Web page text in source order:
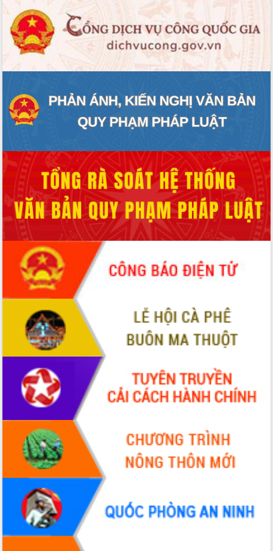
Hội thảo góp ý hồ sơ điều chỉnh quy
hoạch tỉnh Đắk Lắk thời kỳ 2021-2030,
tầm nhìn đến năm 2050
Nâng cao hiệu quả hoạt động của các
doanh nghiệp nhà nước
quan Đảng, Nhà nước
Lễ phát động chuỗi hoạt động chung
tay làm sạch môi trường
công tác cải cách hành chính mô hình
mới
UBND tỉnh họp báo định kỳ tháng 4
năm 2026
Hội thảo khoa học “Giải pháp thúc đẩy
phát triển nền kinh tế xanh tại tỉnh
Đắk Lắk”
Tăng cường giám sát, đôn đốc thực
hiện nhiệm vụ quản lý tài sản công
hàng tuần
Tháo gỡ những vướng mắc, đẩy mạnh
công tác cải cách thủ tục hành chính
tại Trung tâm Phục vụ hành chính
công tỉnh
Đắk Lắk: Tôn vinh 46 giải pháp tại Hội
thi Sáng tạo Kỹ thuật 2024 - 2025
Đắk Lắk rà soát, điều chỉnh Đề án 190
về phát triển nuôi trồng thủy sản
Phó Chủ tịch UBND tỉnh Đắk Lắk
Trương Công Thái kiểm tra thực địa
Dự án cao tốc Khánh Hòa - Buôn Ma
Thuột
Định vị cà phê Việt Nam như một “di
sản sống” trong dòng chảy toàn cầu
Xây dựng nông thôn mới: Nâng cao đời
sống người dân từ những mô hình thiết
thực
Quyết liệt tháo gỡ vướng mắc, đẩy
nhanh tiến độ các dự án trọng điểm
trong Khu kinh tế Nam Phú Yên